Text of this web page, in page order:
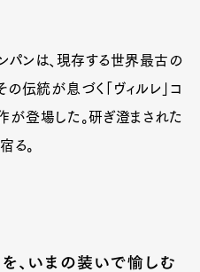
パンは、現存する世界最古の
の伝統が息づく「ヴィルレ」コ
が登場した。研ぎ澄まされた
る。
、いまの装いで愉しむ